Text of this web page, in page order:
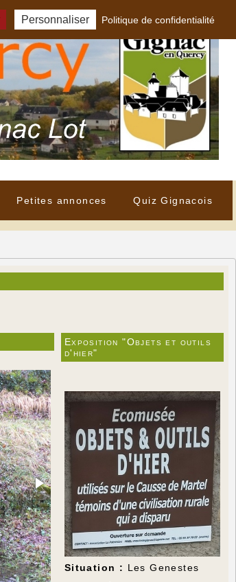
Petites annonces Quiz Gignacois
Exposition "Objets et outils
d'hier"
Situation : Les Genestes
Personnaliser Politique de confidentialité